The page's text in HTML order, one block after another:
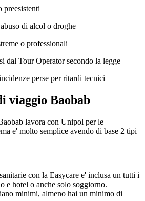
preesistenti
di alcol o droghe
o professionali
dal Tour Operator secondo la legge
perse per ritardi tecnici
viaggio Baobab
lavora con Unipol per le
e' molto semplice avendo di base 2 tipi
con la Easycare e' inclusa un tutti i
e hotel o anche solo soggiorno.
minimi, almeno hai un minimo di